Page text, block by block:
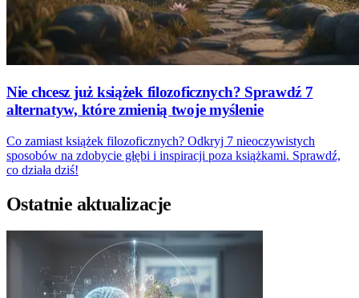
Nie chcesz już książek filozoficznych? Sprawdź 7
alternatyw, które zmienią twoje myślenie
Co zamiast książek filozoficznych? Odkryj 7 nieoczywistych
sposobów na zdobycie głębi i inspiracji poza książkami. Sprawdź,
co działa dziś!
Ostatnie aktualizacje